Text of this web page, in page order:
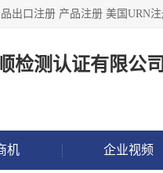
检测认证有限公司
机 企业视频